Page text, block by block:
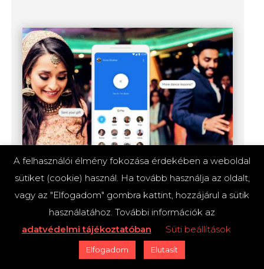
Tez – Google
A felhasználói élmény fokozása érdekében a weboldal
sütiket (cookie) használ. Ha tovább használja az oldalt,
vagy az "Elfogadom" gombra kattint, hozzájárul a sütik
használatához. További információk az
adatvédelmi tájékoztatóban
Süti beállítások
Elfogadom Elutasít